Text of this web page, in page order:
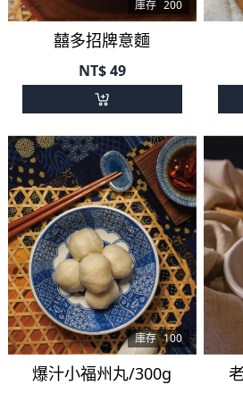
庫存 200
囍多招牌意麵
NT$49
庫存 100
爆汁小福州丸/300g